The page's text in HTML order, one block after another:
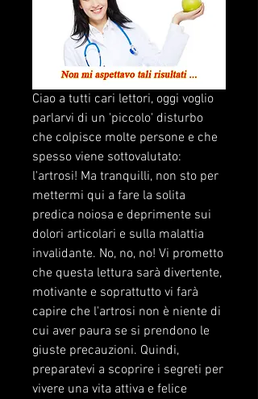
Ciao a tutti cari lettori, oggi voglio
parlarvi di un 'piccolo' disturbo
che colpisce molte persone e che
spesso viene sottovalutato:
l'artrosi! Ma tranquilli, non sto per
mettermi qui a fare la solita
predica noiosa e deprimente sui
dolori articolari e sulla malattia
invalidante. No, no, no! Vi prometto
che questa lettura sarà divertente,
motivante e soprattutto vi farà
capire che l'artrosi non è niente di
cui aver paura se si prendono le
giuste precauzioni. Quindi,
preparatevi a scoprire i segreti per
vivere una vita attiva e felice